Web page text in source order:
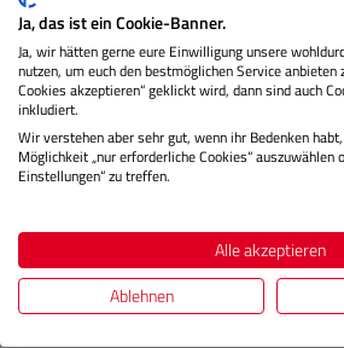
Lagernd
IN DEN
Ja, das ist ein Cookie-Banner.
Ja, wir hätten gerne eure Einwilligung unsere
nutzen, um euch den bestmöglichen Service anbieten
Cookies akzeptieren“ geklickt wird, dann sind auch
inkludiert.
Wir verstehen aber sehr gut, wenn ihr Bedenken
Möglichkeit „nur erforderliche Cookies“ auszuwählen
Einstellungen“ zu treffen.
Alle akzeptieren
Ablehnen